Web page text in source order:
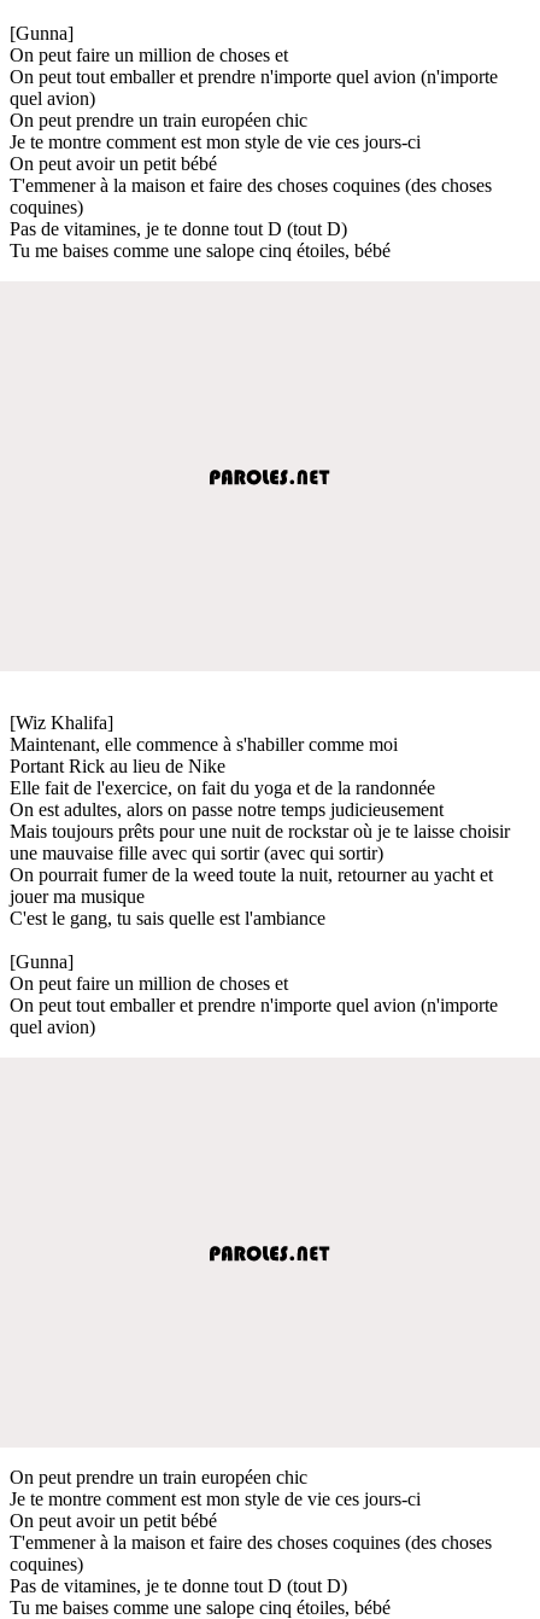
[Gunna]
On peut faire un million de choses et
On peut tout emballer et prendre n'importe quel avion (n'importe
quel avion)
On peut prendre un train européen chic
Je te montre comment est mon style de vie ces jours-ci
On peut avoir un petit bébé
T'emmener à la maison et faire des choses coquines (des choses
coquines)
Pas de vitamines, je te donne tout D (tout D)
Tu me baises comme une salope cinq étoiles, bébé
[Wiz Khalifa]
Maintenant, elle commence à s'habiller comme moi
Portant Rick au lieu de Nike
Elle fait de l'exercice, on fait du yoga et de la randonnée
On est adultes, alors on passe notre temps judicieusement
Mais toujours prêts pour une nuit de rockstar où je te laisse choisir
une mauvaise fille avec qui sortir (avec qui sortir)
On pourrait fumer de la weed toute la nuit, retourner au yacht et
jouer ma musique
C'est le gang, tu sais quelle est l'ambiance
[Gunna]
On peut faire un million de choses et
On peut tout emballer et prendre n'importe quel avion (n'importe
quel avion)
On peut prendre un train européen chic
Je te montre comment est mon style de vie ces jours-ci
On peut avoir un petit bébé
T'emmener à la maison et faire des choses coquines (des choses
coquines)
Pas de vitamines, je te donne tout D (tout D)
Tu me baises comme une salope cinq étoiles, bébé